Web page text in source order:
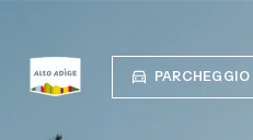
PARCHEGGIO